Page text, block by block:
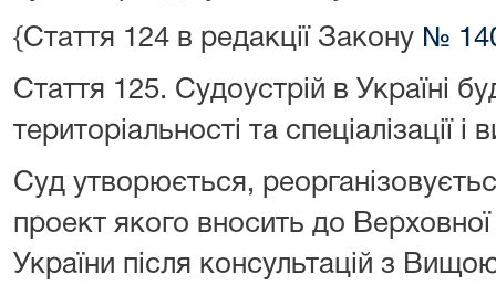
{Стаття 124 в редакції Закону №
Стаття 125. Судоустрій в Україні
територіальності та спеціалізації
Суд утворюється,
проект якого вносить до
України після консультацій з